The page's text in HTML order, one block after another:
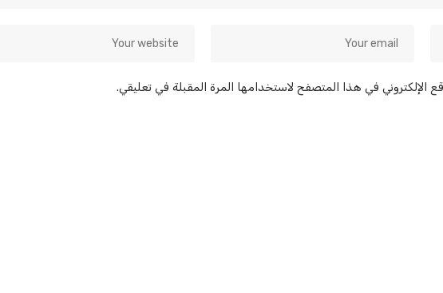
الإلكتروني في هذا المتصفح لاستخدامها المرة المقبلة في تعليقي.